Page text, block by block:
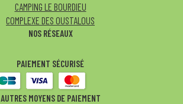
CAMPING LE BOURDIEU
COMPLEXE DES OUSTALOUS
NOS RÉSEAUX
PAIEMENT SÉCURISÉ
AUTRES MOYENS DE PAIEMENT